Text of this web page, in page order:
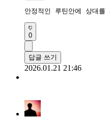
안정적인 루틴안에 상대
0
답글 쓰기
2026.01.21 21:46